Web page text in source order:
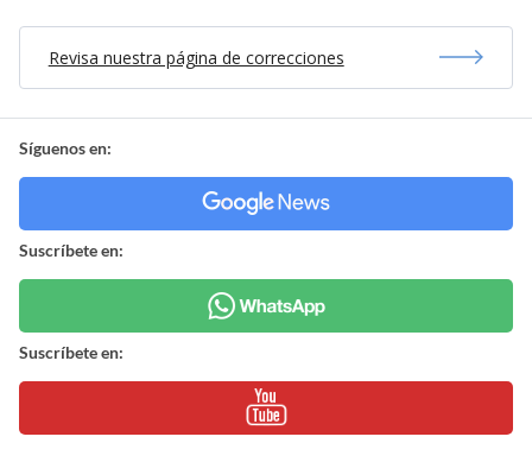
Revisa nuestra página de correcciones
Síguenos en:
Suscríbete en:
Suscríbete en: